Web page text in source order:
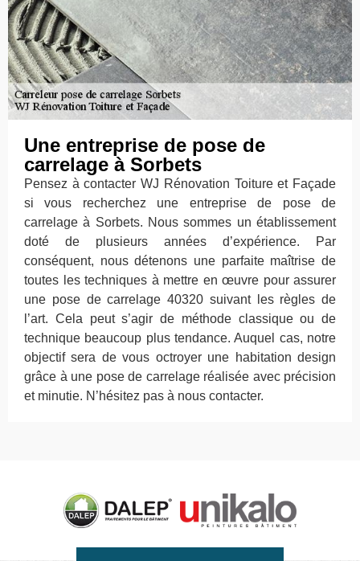
Une entreprise de pose de
carrelage à Sorbets
Pensez à contacter WJ Rénovation Toiture et Façade
si vous recherchez une entreprise de pose de
carrelage à Sorbets. Nous sommes un établissement
doté de plusieurs années d’expérience. Par
conséquent, nous détenons une parfaite maîtrise de
toutes les techniques à mettre en œuvre pour assurer
une pose de carrelage 40320 suivant les règles de
l’art. Cela peut s’agir de méthode classique ou de
technique beaucoup plus tendance. Auquel cas, notre
objectif sera de vous octroyer une habitation design
grâce à une pose de carrelage réalisée avec précision
et minutie. N’hésitez pas à nous contacter.